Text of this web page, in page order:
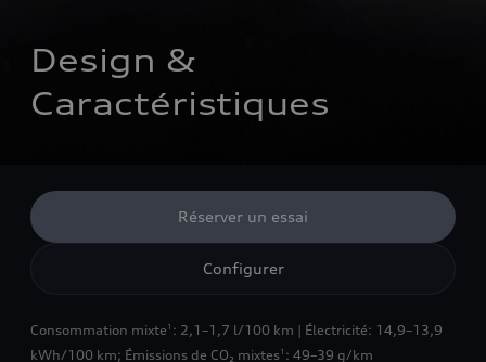
Design &
Caractéristiques
Réserver un essai
Configurer
Consommation mixte 1 : 2,1–1,7 l/100 km | Électricité: 14,9–13,9
kWh/100 km; Émissions de CO₂ mixtes1 : 49–39 g/km